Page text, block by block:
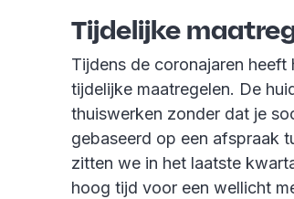
Tijdelijke
Tijdens de coronajaren
tijdelijke maatregelen. De
thuiswerken zonder dat je
gebaseerd op een afspraak
zitten we in het laatste
hoog tijd voor een wellicht